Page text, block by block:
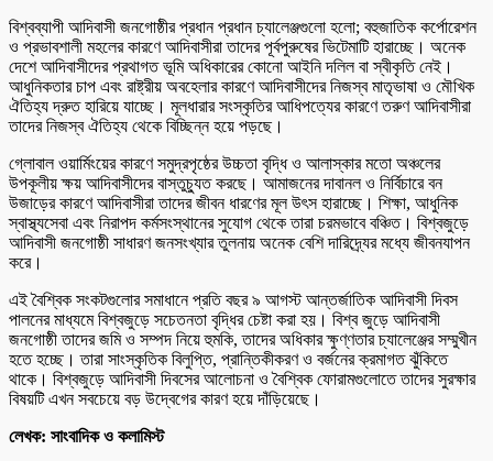
বিশ্বব্যাপী আদিবাসী জনগোষ্ঠীর প্রধান প্রধান চ্যালেঞ্জগুলো হলো; বহুজাতিক কর্পোরেশন
ও প্রভাবশালী মহলের কারণে আদিবাসীরা তাদের পূর্বপুরুষের ভিটেমাটি হারাচ্ছে। অনেক
দেশে আদিবাসীদের প্রথাগত ভূমি অধিকারের কোনো আইনি দলিল বা স্বীকৃতি নেই।
আধুনিকতার চাপ এবং রাষ্ট্রীয় অবহেলার কারণে আদিবাসীদের নিজস্ব মাতৃভাষা ও মৌখিক
ঐতিহ্য দ্রুত হারিয়ে যাচ্ছে। মূলধারার সংস্কৃতির আধিপত্যের কারণে তরুণ আদিবাসীরা
তাদের নিজস্ব ঐতিহ্য থেকে বিচ্ছিন্ন হয়ে পড়ছে।
গ্লোবাল ওয়ার্মিংয়ের কারণে সমুদ্রপৃষ্ঠের উচ্চতা বৃদ্ধি ও আলাস্কার মতো অঞ্চলের
উপকূলীয় ক্ষয় আদিবাসীদের বাস্তুচ্যুত করছে। আমাজনের দাবানল ও নির্বিচারে বন
উজাড়ের কারণে আদিবাসীরা তাদের জীবন ধারণের মূল উৎস হারাচ্ছে। শিক্ষা, আধুনিক
স্বাস্থ্যসেবা এবং নিরাপদ কর্মসংস্থানের সুযোগ থেকে তারা চরমভাবে বঞ্চিত। বিশ্বজুড়ে
আদিবাসী জনগোষ্ঠী সাধারণ জনসংখ্যার তুলনায় অনেক বেশি দারিদ্র্যের মধ্যে জীবনযাপন
করে।
এই বৈশ্বিক সংকটগুলোর সমাধানে প্রতি বছর ৯ আগস্ট আন্তর্জাতিক আদিবাসী দিবস
পালনের মাধ্যমে বিশ্বজুড়ে সচেতনতা বৃদ্ধির চেষ্টা করা হয়। বিশ্ব জুড়ে আদিবাসী
জনগোষ্ঠী তাদের জমি ও সম্পদ নিয়ে হুমকি, তাদের অধিকার ক্ষুণ্ণতার চ্যালেঞ্জের সম্মুখীন
হতে হচ্ছে। তারা সাংস্কৃতিক বিলুপ্তি, প্রান্তিকীকরণ ও বর্জনের ক্রমাগত ঝুঁকিতে
থাকে। বিশ্বজুড়ে আদিবাসী দিবসের আলোচনা ও বৈশ্বিক ফোরামগুলোতে তাদের সুরক্ষার
বিষয়টি এখন সবচেয়ে বড় উদ্বেগের কারণ হয়ে দাঁড়িয়েছে।
লেখক: সাংবাদিক ও কলামিস্ট